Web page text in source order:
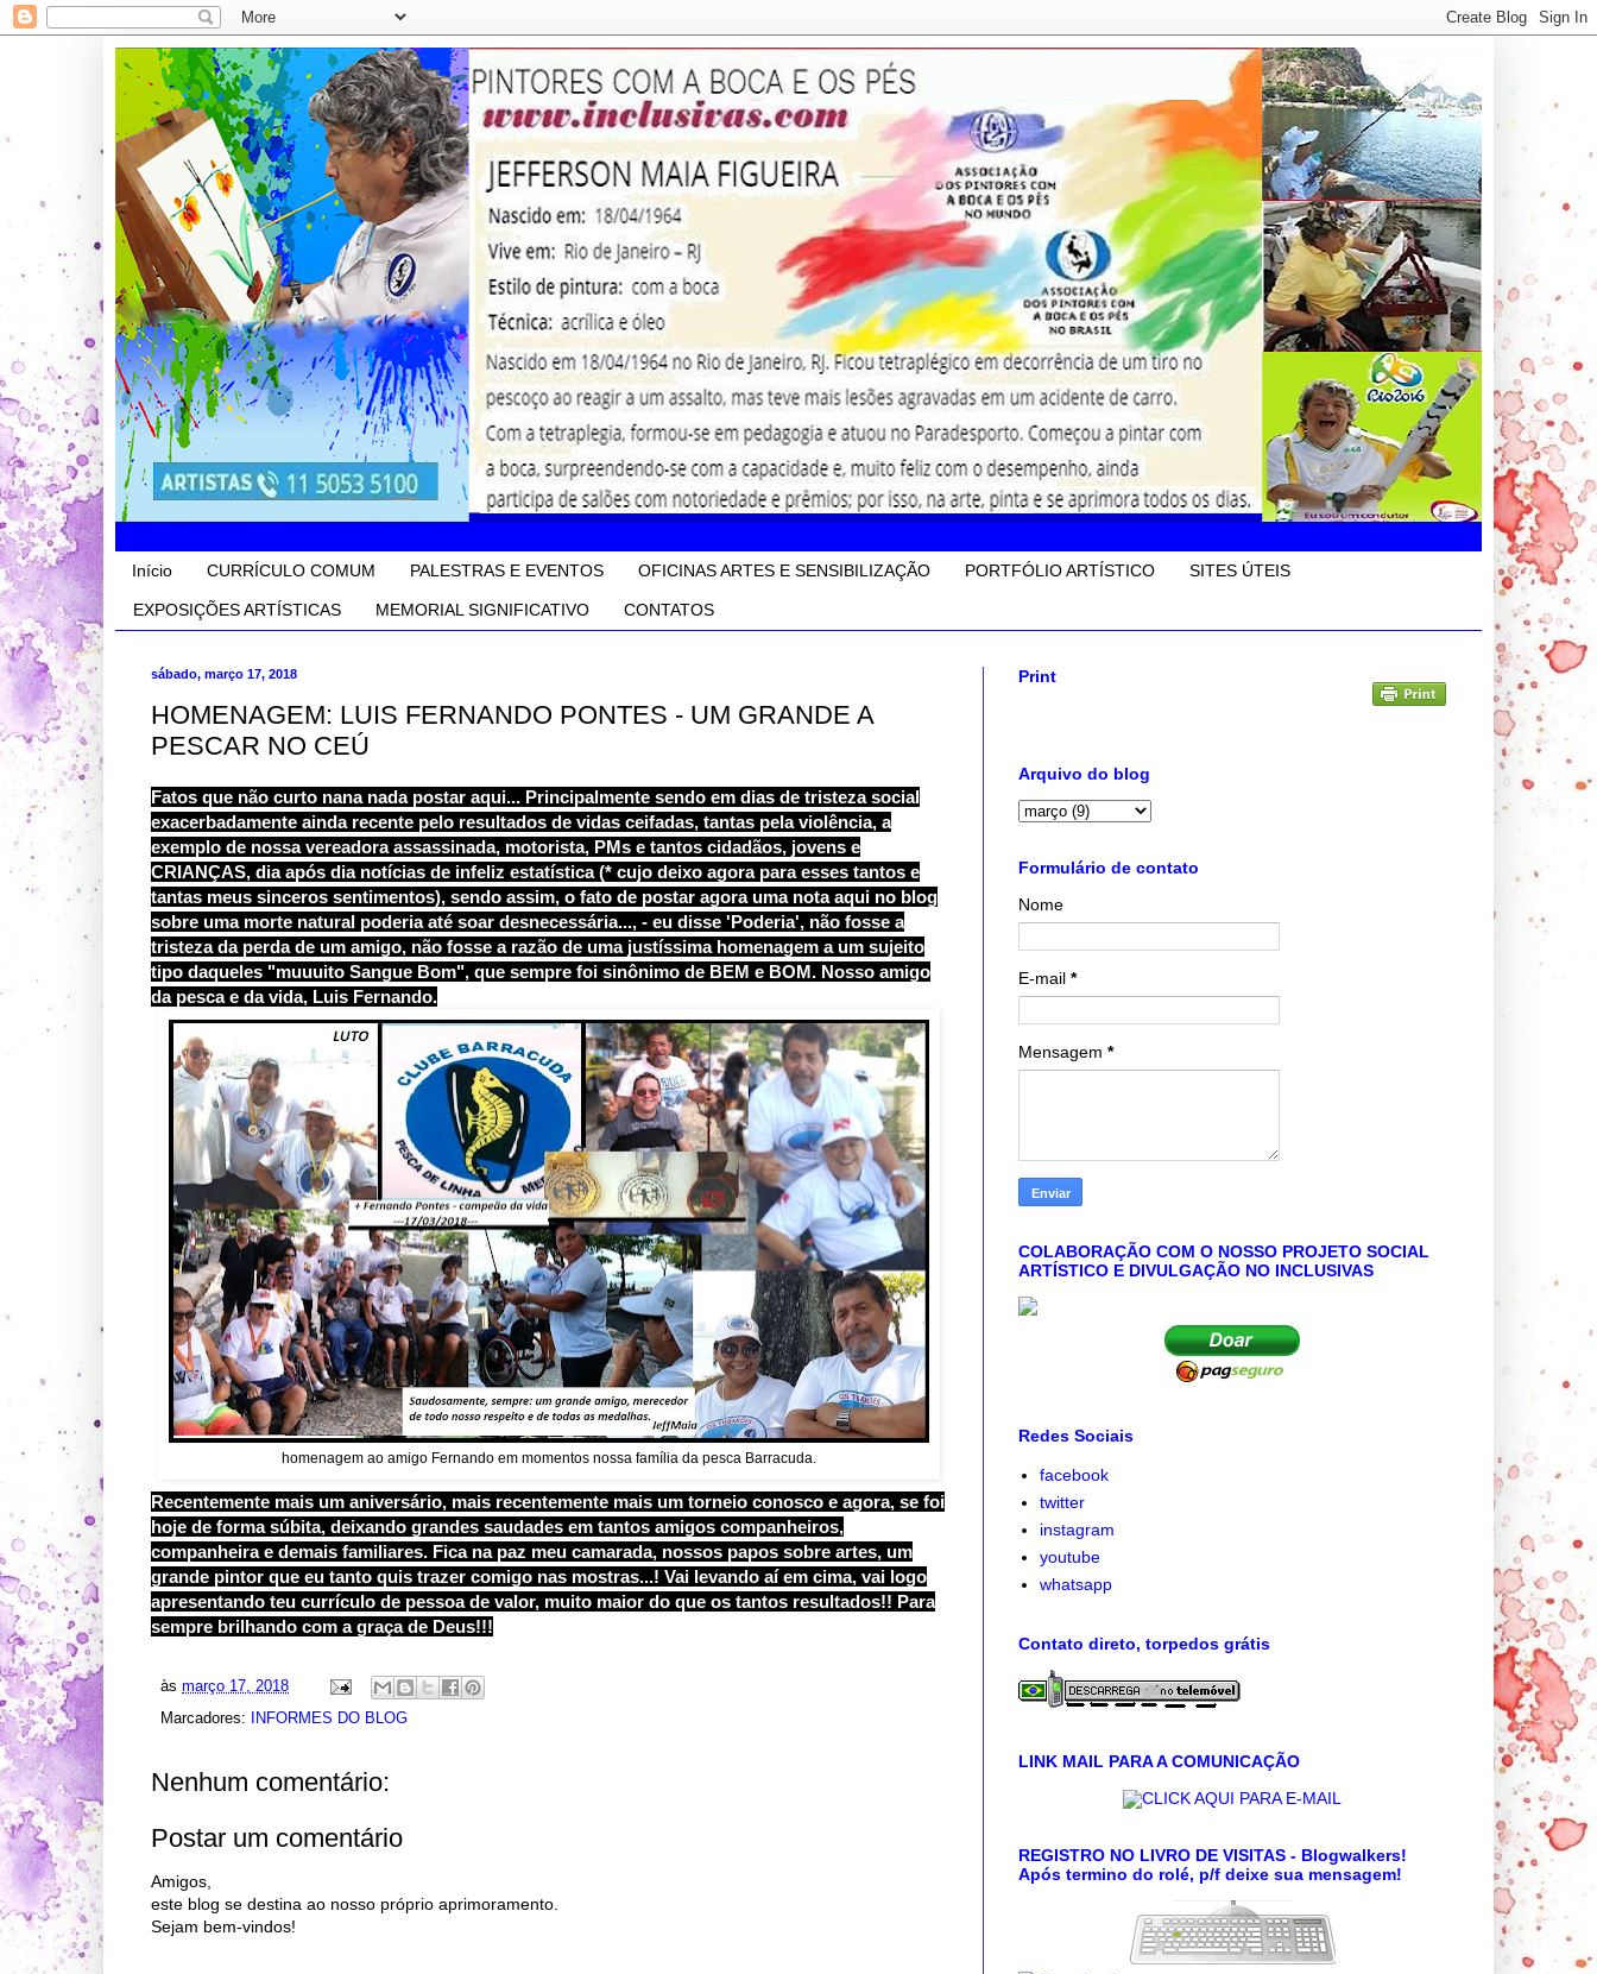
Início CURRÍCULO COMUM PALESTRAS E EVENTOS OFICINAS ARTES E SENSIBILIZAÇÃO PORTFÓLIO ARTÍSTICO SITES ÚTEIS
EXPOSIÇÕES ARTÍSTICAS MEMORIAL SIGNIFICATIVO CONTATOS
sábado, março 17, 2018
HOMENAGEM: LUIS FERNANDO PONTES - UM GRANDE A
PESCAR NO CEÚ
Fatos que não curto nana nada postar aqui... Principalmente sendo em dias de tristeza social
exacerbadamente ainda recente pelo resultados de vidas ceifadas, tantas pela violência, a
exemplo de nossa vereadora assassinada, motorista, PMs e tantos cidadãos, jovens e
CRIANÇAS, dia após dia notícias de infeliz estatística (* cujo deixo agora para esses tantos e
tantas meus sinceros sentimentos), sendo assim, o fato de postar agora uma nota aqui no blog
sobre uma morte natural poderia até soar desnecessária..., - eu disse 'Poderia', não fosse a
tristeza da perda de um amigo, não fosse a razão de uma justíssima homenagem a um sujeito
tipo daqueles "muuuito Sangue Bom", que sempre foi sinônimo de BEM e BOM. Nosso amigo
da pesca e da vida, Luis Fernando.
homenagem ao amigo Fernando em momentos nossa família da pesca Barracuda.
Recentemente mais um aniversário, mais recentemente mais um torneio conosco e agora, se foi
hoje de forma súbita, deixando grandes saudades em tantos amigos companheiros,
companheira e demais familiares. Fica na paz meu camarada, nossos papos sobre artes, um
grande pintor que eu tanto quis trazer comigo nas mostras...! Vai levando aí em cima, vai logo
apresentando teu currículo de pessoa de valor, muito maior do que os tantos resultados!! Para
sempre brilhando com a graça de Deus!!!
às março 17, 2018
Marcadores:
INFORMES DO BLOG
Nenhum comentário:
Postar um comentário
Amigos,
este blog se destina ao nosso próprio aprimoramento.
Sejam bem-vindos!
Print
Arquivo do blog
Formulário de contato
Nome
E-mail *
Mensagem *
COLABORAÇÃO COM O NOSSO PROJETO SOCIAL
ARTÍSTICO E DIVULGAÇÃO NO INCLUSIVAS
Redes Sociais
facebook
twitter
instagram
youtube
whatsapp
Contato direto, torpedos grátis
LINK MAIL PARA A COMUNICAÇÃO
CLICK AQUI PARA E-MAIL
REGISTRO NO LIVRO DE VISITAS - Blogwalkers!
Após termino do rolé, p/f deixe sua mensagem!